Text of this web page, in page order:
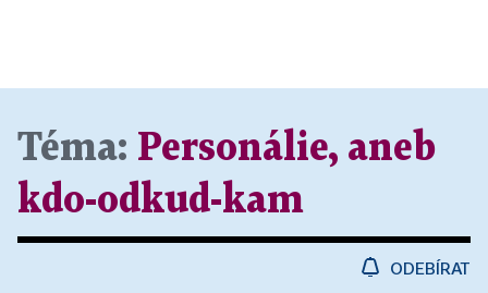
Téma: Personálie, aneb
kdo-odkud-kam
ODEBÍRAT